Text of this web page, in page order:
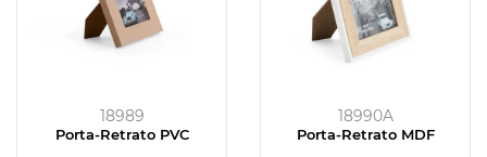
18989
Porta-Retrato PVC
18990A
Porta-Retrato MDF